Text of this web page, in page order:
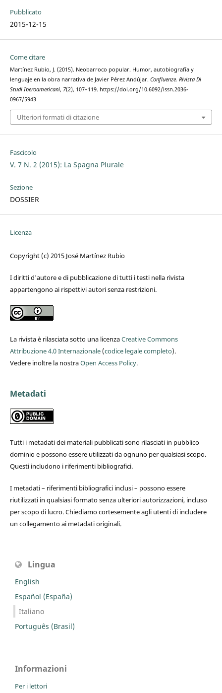
Pubblicato
2015-12-15
Come citare
Martínez Rubio, J. (2015). Neobarroco popular. Humor, autobiografía y
lenguaje en la obra narrativa de Javier Pérez Andújar. Confluenze. Rivista Di
Studi Iberoamericani, 7(2), 107–119. https://doi.org/10.6092/issn.2036-
0967/5943
Ulteriori formati di citazione
Fascicolo
V. 7 N. 2 (2015): La Spagna Plurale
Sezione
DOSSIER
Licenza
Copyright (c) 2015 José Martínez Rubio
I diritti d'autore e di pubblicazione di tutti i testi nella rivista
appartengono ai rispettivi autori senza restrizioni.
La rivista è rilasciata sotto una licenzaCreative Commons
Attribuzione 4.0 Internazionale(codice legale completo).
Vedere inoltre la nostraOpen Access Policy.
Metadati
Tutti i metadati dei materiali pubblicati sono rilasciati in pubblico
dominio e possono essere utilizzati da ognuno per qualsiasi scopo.
Questi includono i riferimenti bibliografici.
I metadati – riferimenti bibliografici inclusi – possono essere
riutilizzati in qualsiasi formato senza ulteriori autorizzazioni, incluso
per scopo di lucro. Chiediamo cortesemente agli utenti di includere
un collegamento ai metadati originali.
Lingua
English
Español (España)
Italiano
Português (Brasil)
Informazioni
Per i lettori